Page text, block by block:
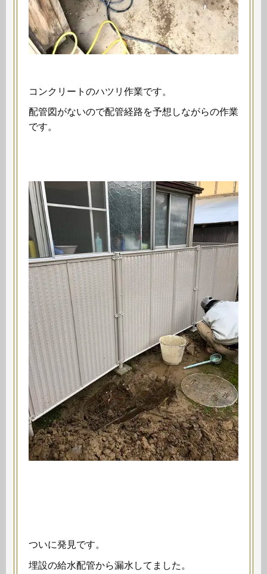
コンクリートのハツリ作業です。
配管図がないので配管経路を予想しながらの作業
です。
ついに発見です。
埋設の給水配管から漏水してました。